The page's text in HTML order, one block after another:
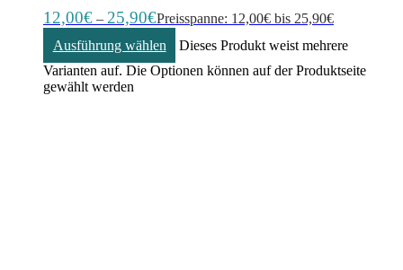
12,00€ – 25,90€Preisspanne: 12,00€ bis 25,90€
Ausführung wählen
Dieses Produkt weist mehrere
Varianten auf. Die Optionen können auf der Produktseite
gewählt werden